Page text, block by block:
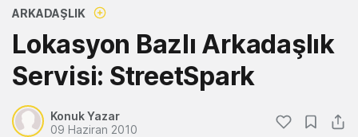
ARKADAŞLIK
Lokasyon Bazlı Arkadaşlık
Servisi: StreetSpark
Konuk Yazar
09 Haziran 2010